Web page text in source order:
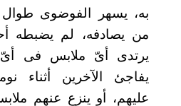
به، يسهر الفوضوى
من يصادفه، لم يضبطه
يرتدى أىّ ملابس فى
يفاجئ الآخرين أثناء
عليهم، أو ينزع عنهم